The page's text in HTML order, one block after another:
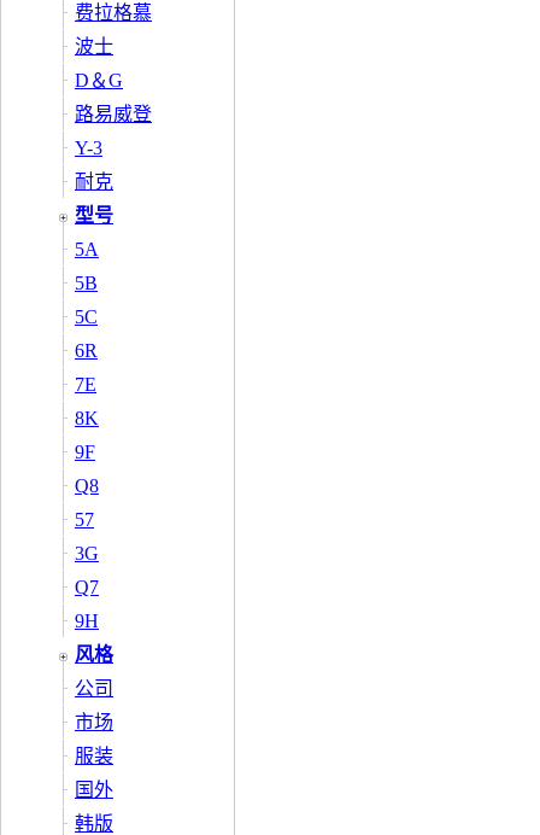
费拉格慕
波士
D＆G
路易威登
Y-3
耐克
型号
5A
5B
5C
6R
7E
8K
9F
Q8
57
3G
Q7
9H
风格
公司
市场
服装
国外
韩版